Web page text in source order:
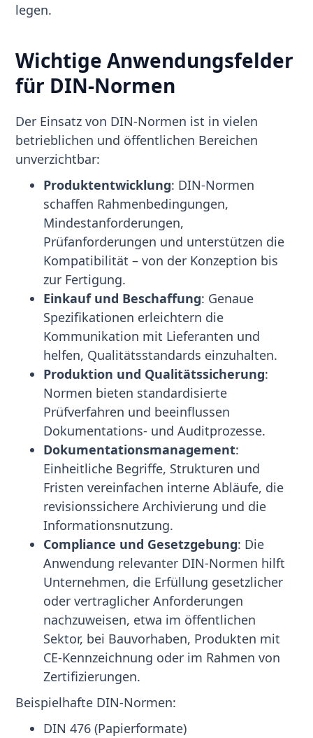
legen.
Wichtige Anwendungsfelder
für DIN-Normen
Der Einsatz von DIN-Normen ist in vielen
betrieblichen und öffentlichen Bereichen
unverzichtbar:
Produktentwicklung: DIN-Normen
schaffen Rahmenbedingungen,
Mindestanforderungen,
Prüfanforderungen und unterstützen die
Kompatibilität – von der Konzeption bis
zur Fertigung.
Einkauf und Beschaffung: Genaue
Spezifikationen erleichtern die
Kommunikation mit Lieferanten und
helfen, Qualitätsstandards einzuhalten.
Produktion und Qualitätssicherung:
Normen bieten standardisierte
Prüfverfahren und beeinflussen
Dokumentations- und Auditprozesse.
Dokumentationsmanagement:
Einheitliche Begriffe, Strukturen und
Fristen vereinfachen interne Abläufe, die
revisionssichere Archivierung und die
Informationsnutzung.
Compliance und Gesetzgebung: Die
Anwendung relevanter DIN-Normen hilft
Unternehmen, die Erfüllung gesetzlicher
oder vertraglicher Anforderungen
nachzuweisen, etwa im öffentlichen
Sektor, bei Bauvorhaben, Produkten mit
CE-Kennzeichnung oder im Rahmen von
Zertifizierungen.
Beispielhafte DIN-Normen:
DIN 476 (Papierformate)